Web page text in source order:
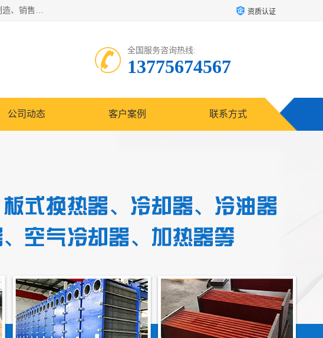
泰州市金锐达换热设备制造有限公司座落于鱼米之乡、祥泰之州一江苏泰州。是一家多年从事换热设备研究、设计、制造、销售、服务于一体的生产企业。 资质认证
全国服务咨询热线:
13775674567
公司动态 客户案例 联系方式